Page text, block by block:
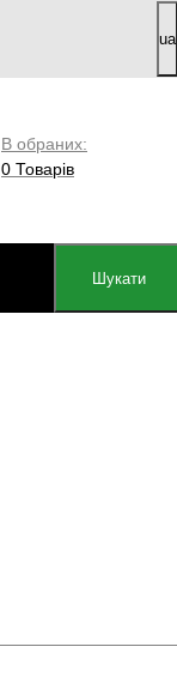
ua
В обраних:
0 Товарів
Шукати